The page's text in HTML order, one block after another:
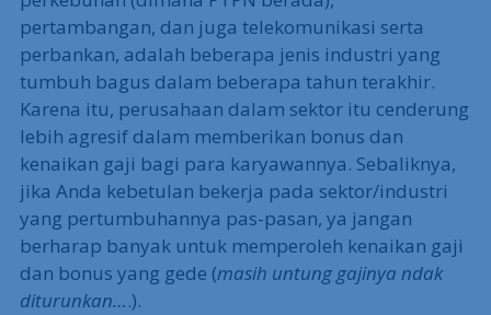
pertambangan, dan juga telekomunikasi serta
perbankan, adalah beberapa jenis industri yang
tumbuh bagus dalam beberapa tahun terakhir.
Karena itu, perusahaan dalam sektor itu cenderung
lebih agresif dalam memberikan bonus dan
kenaikan gaji bagi para karyawannya. Sebaliknya,
jika Anda kebetulan bekerja pada sektor/industri
yang pertumbuhannya pas-pasan, ya jangan
berharap banyak untuk memperoleh kenaikan gaji
dan bonus yang gede (masih untung gajinya ndak
diturunkan….).